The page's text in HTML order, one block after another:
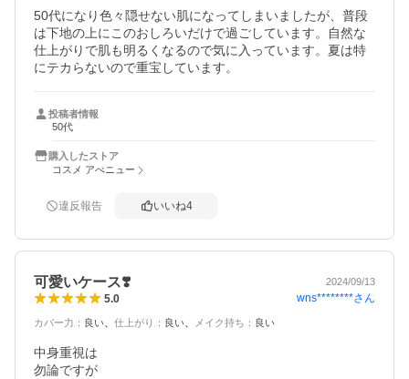
50代になり色々隠せない肌になってしまいましたが、普段
は下地の上にこのおしろいだけで過ごしています。自然な
仕上がりで肌も明るくなるので気に入っています。夏は特
にテカらないので重宝しています。
投稿者情報
50代
購入したストア
コスメ アべニュー
違反報告 いいね4
可愛いケース❣️ 2024/09/13
5.0 wns********さん
カバー力 ： 良い 仕上がり ： 良い メイク持ち ： 良い
中身重視は
勿論ですが